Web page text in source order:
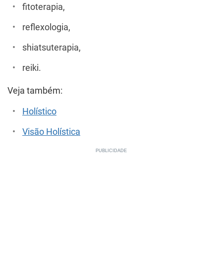
fitoterapia,
reflexologia,
shiatsuterapia,
reiki.
Veja também:
Holístico
Visão Holística